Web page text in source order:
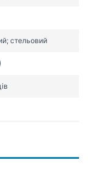
стельовий